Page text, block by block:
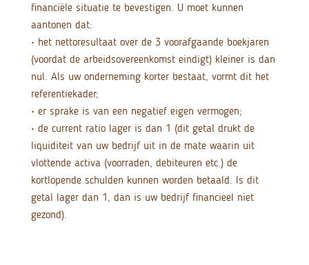
financiële situatie te bevestigen. U moet kunnen
aantonen dat:
• het nettoresultaat over de 3 voorafgaande boekjaren
(voordat de arbeidsovereenkomst eindigt) kleiner is dan
nul. Als uw onderneming korter bestaat, vormt dit het
referentiekader;
• er sprake is van een negatief eigen vermogen;
• de current ratio lager is dan 1 (dit getal drukt de
liquiditeit van uw bedrijf uit in de mate waarin uit
vlottende activa (voorraden, debiteuren etc.) de
kortlopende schulden kunnen worden betaald. Is dit
getal lager dan 1, dan is uw bedrijf financieel niet
gezond).